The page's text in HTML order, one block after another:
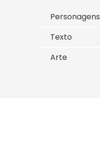
Personagens
Texto
Arte